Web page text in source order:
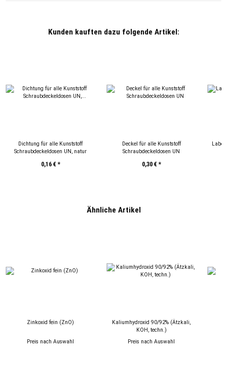
Kunden kauften dazu folgende Artikel:
Dichtung für alle Kunststoff
Schraubdeckeldosen UN, natur
0,16 €*
Deckel für alle Kunststoff
Schraubdeckeldosen UN
0,30 €*
Ähnliche Artikel
Zinkoxid fein (ZnO)
Preis nach Auswahl
Kaliumhydroxid 90/92% (Ätzkali,
KOH, techn.)
Preis nach Auswahl